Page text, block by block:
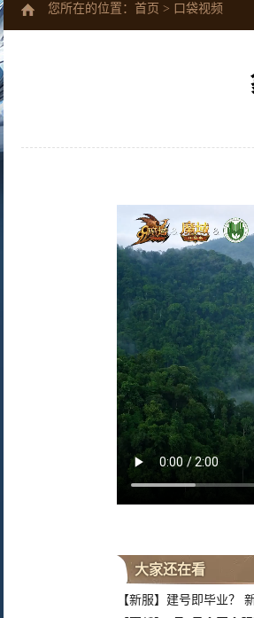
您所在的位置： 首页 > 口袋视频
大家还在看
【新服】建号即毕业？